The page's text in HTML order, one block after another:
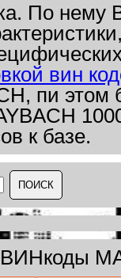
По нему
вин
пи этом
к базе.